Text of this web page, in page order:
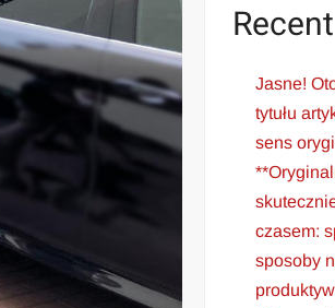
Jasne!
tytułu
sens
czasem:
sposoby